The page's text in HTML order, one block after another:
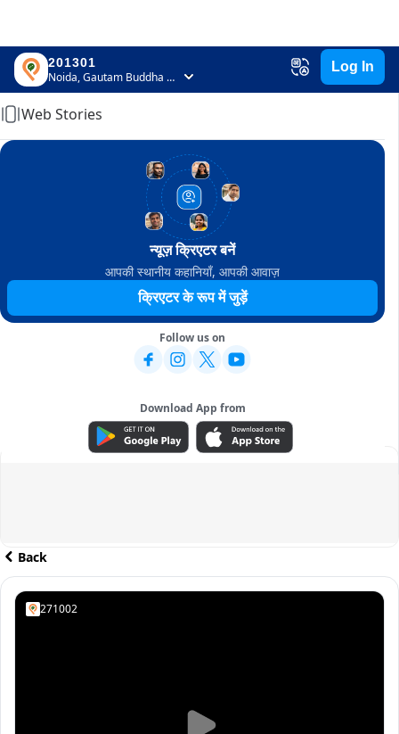
201301
Noida, Gautam Buddha Nagar, Uttar Pradesh
Log In
Home
Web Stories
न्यूज़ क्रिएटर बनें
आपकी स्थानीय कहानियाँ, आपकी आवाज़
क्रिएटर के रूप में जुड़ें
Follow us on
Download App from
ADVERTISEMENT
Back
271002